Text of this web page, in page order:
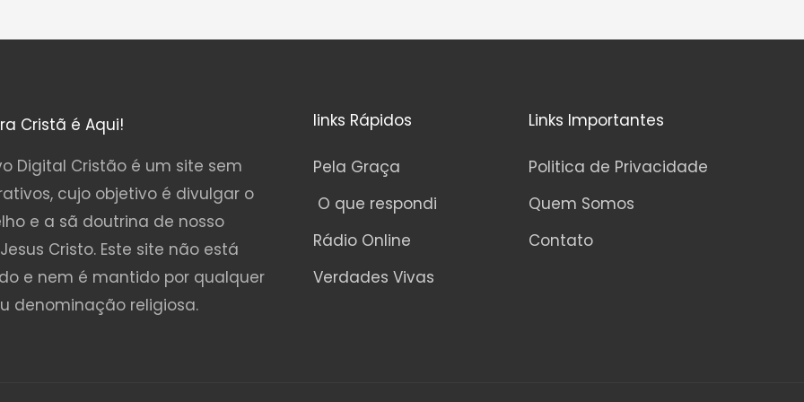
e
Cristã é Aqui!
Digital Cristão é um site sem
cujo objetivo é divulgar o
e a sã doutrina de nosso
Cristo. Este site não está
e nem é mantido por qualquer
denominação religiosa.
links Rápidos
Pela Graça
O que respondi
Rádio Online
Verdades Vivas
Links Importantes
Politica de Privacidade
Quem Somos
Contato